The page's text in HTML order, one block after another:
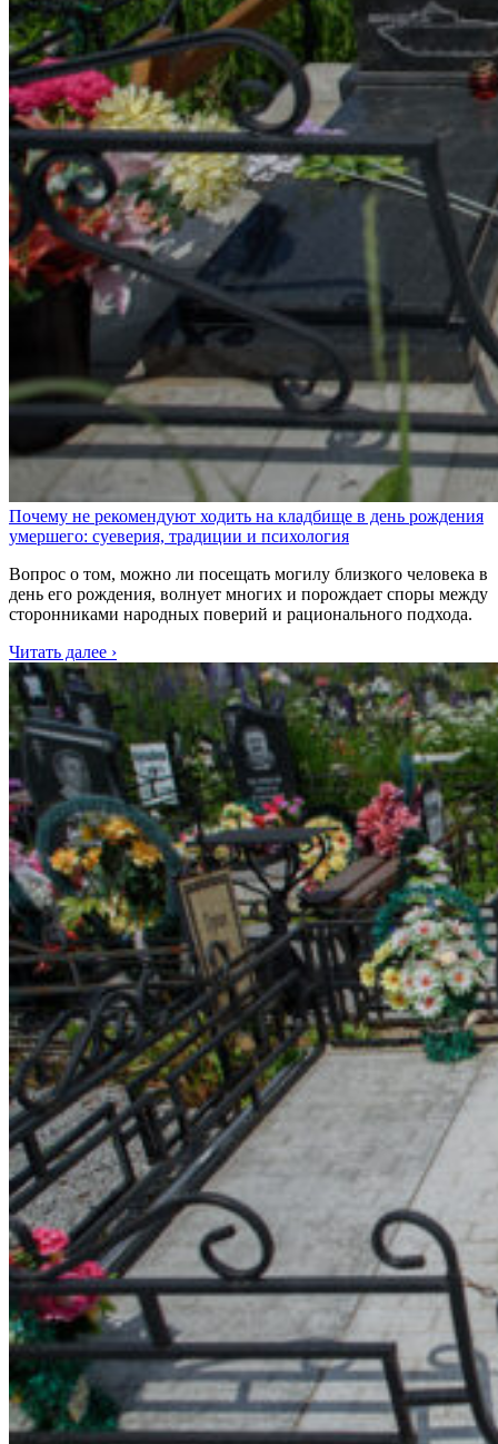
Почему не рекомендуют ходить на кладбище в день рождения
умершего: суеверия, традиции и психология
Вопрос о том, можно ли посещать могилу близкого человека в
день его рождения, волнует многих и порождает споры между
сторонниками народных поверий и рационального подхода.
Читать далее ›